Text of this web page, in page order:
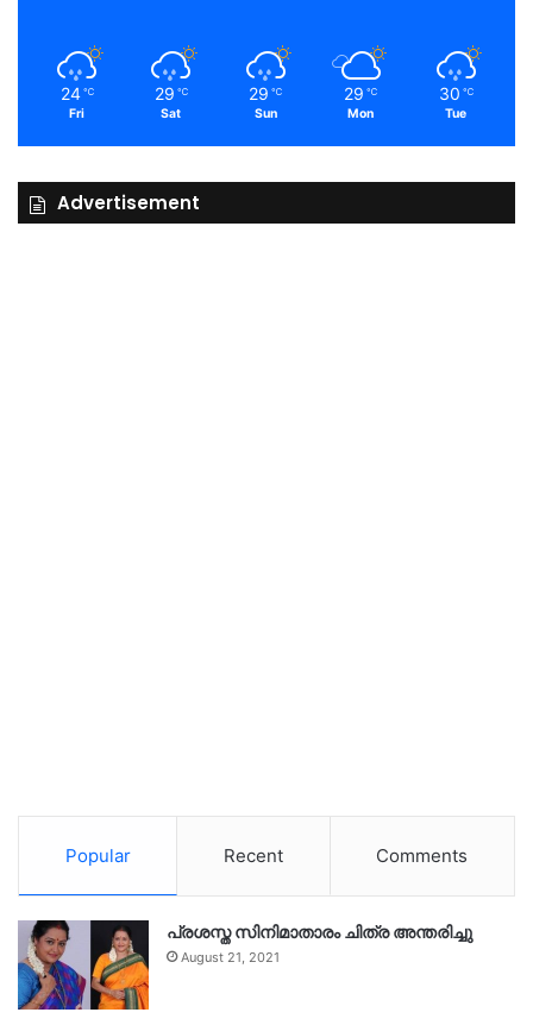
24 ℃
Fri
29 ℃
Sat
29 ℃
Sun
29 ℃
Mon
30 ℃
Tue
Advertisement
Popular Recent Comments
പ്രശസ്ത സിനിമാതാരം ചിത്ര അന്തരിച്ചു
August 21, 2021